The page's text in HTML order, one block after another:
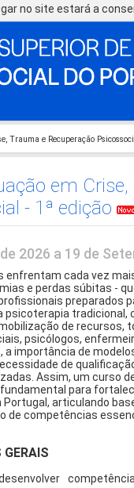
no site estará a
Trauma e Recuperação
em
- 1ª edição
2026 a 19 de
enfrentam cada vez
e perdas súbitas -
preparados
psicoterapia
de recursos,
psicólogos,
a importância de
de
Assim, um curso
para
articulando
de competências